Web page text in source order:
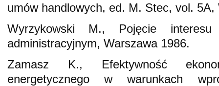
umów handlowych, ed. M. Stec, vol. 5A,
Wyrzykowski M., Pojęcie
administracyjnym, Warszawa 1986.
Zamasz K., Efektywność
energetycznego w warunkach